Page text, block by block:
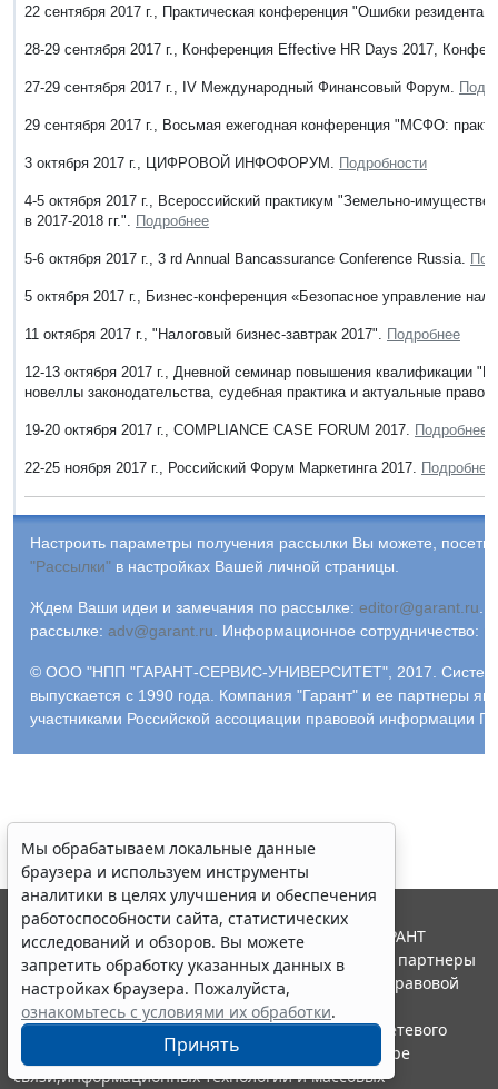
22 сентября 2017 г., Практическая конференция "Ошибки резидента:
28-29 сентября 2017 г., Конференция Effective HR Days 2017,
27-29 сентября 2017 г., IV Международный Финансовый Форум.
29 сентября 2017 г., Восьмая ежегодная конференция "МСФО:
3 октября 2017 г., ЦИФРОВОЙ ИНФОФОРУМ. Подробности
4-5 октября 2017 г., Всероссийский практикум "Земельно-
в 2017-2018 гг.". Подробнее
5-6 октября 2017 г., 3 rd Annual Bancassurance Conference Russia.
5 октября 2017 г., Бизнес-конференция «Безопасное управление
11 октября 2017 г., "Налоговый бизнес-завтрак 2017". Подробнее
12-13 октября 2017 г., Дневной семинар повышения квалификации
новеллы законодательства, судебная практика и актуальные
19-20 октября 2017 г., COMPLIANCE CASE FORUM 2017. Подробнее
22-25 ноября 2017 г., Российский Форум Маркетинга 2017. Подробнее
Настроить параметры получения рассылки Вы можете,
"Рассылки" в настройках Вашей личной страницы.
Ждем Ваши идеи и замечания по рассылке: editor@garant.ru
рассылке: adv@garant.ru Информационное сотрудничество:
© ООО "НПП "ГАРАНТ-СЕРВИС-УНИВЕРСИТЕТ", 2017.
выпускается с 1990 года. Компания "Гарант" и ее партнеры
участниками Российской ассоциации правовой информации
Мы обрабатываем локальные данные
браузера и используем инструменты
аналитики в целях улучшения и обеспечения
работоспособности сайта, статистических
исследований и обзоров. Вы можете
запретить обработку указанных данных в
настройках браузера. Пожалуйста,
ознакомьтесь с условиями их обработки.
Принять
© ООО "НПП "ГАРАНТ-СЕРВИС", 2026. Система ГАРАНТ
выпускается с 1990 года. Компания "Гарант" и ее партнеры
являются участниками Российской ассоциации правовой
информации ГАРАНТ.
Портал ГАРАНТ.РУ зарегистрирован в качестве сетевого
издания Федеральной службой по надзору в сфере
связи,информационных технологий и массовых